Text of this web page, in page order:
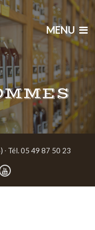
MENU
∙ Tél. 05 49 87 50 23